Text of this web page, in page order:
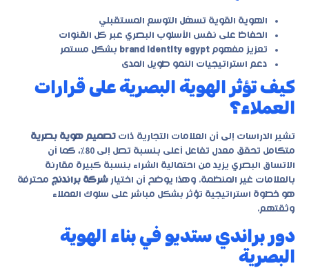
الهوية القوية تسهّل التوسع المستقبلي
الحفاظ على نفس الأسلوب البصري عبر كل القنوات
تعزيز مفهوم brand identity egypt بشكل مستمر
دعم استراتيجيات النمو طويل المدى
كيف تؤثر الهوية البصرية على قرارات
العملاء؟
تشير الدراسات إلى أن العلامات التجارية ذات تصميم هوية بصرية
متكامل تحقق معدل تفاعل أعلى بنسبة تصل إلى 80%، كما أن
الاتساق البصري يزيد من احتمالية الشراء بنسبة كبيرة مقارنة
بالعلامات غير المنظمة. وهذا يوضح أن اختيار شركة براندنج محترفة
هو خطوة استراتيجية تؤثر بشكل مباشر على سلوك العملاء
وثقتهم.
دور براندي ستديو في بناء الهوية
البصرية